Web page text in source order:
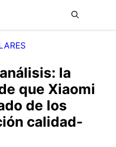
la
que Xiaomi
de los
calidad-